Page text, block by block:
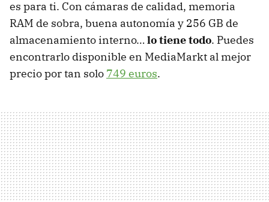
es para ti. Con cámaras de calidad, memoria
RAM de sobra, buena autonomía y 256 GB de
almacenamiento interno… lo tiene todo. Puedes
encontrarlo disponible en MediaMarkt al mejor
precio por tan solo 749 euros.